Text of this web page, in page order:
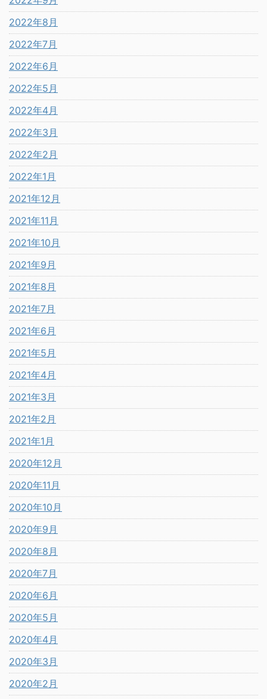
2022年8月
2022年7月
2022年6月
2022年5月
2022年4月
2022年3月
2022年2月
2022年1月
2021年12月
2021年11月
2021年10月
2021年9月
2021年8月
2021年7月
2021年6月
2021年5月
2021年4月
2021年3月
2021年2月
2021年1月
2020年12月
2020年11月
2020年10月
2020年9月
2020年8月
2020年7月
2020年6月
2020年5月
2020年4月
2020年3月
2020年2月